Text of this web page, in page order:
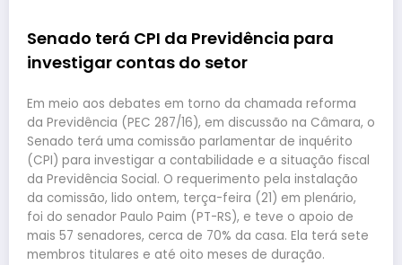
Senado terá CPI da Previdência para
investigar contas do setor
Em meio aos debates em torno da chamada reforma
da Previdência (PEC 287/16), em discussão na Câmara, o
Senado terá uma comissão parlamentar de inquérito
(CPI) para investigar a contabilidade e a situação fiscal
da Previdência Social. O requerimento pela instalação
da comissão, lido ontem, terça-feira (21) em plenário,
foi do senador Paulo Paim (PT-RS), e teve o apoio de
mais 57 senadores, cerca de 70% da casa. Ela terá sete
membros titulares e até oito meses de duração.